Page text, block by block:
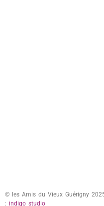
© les Amis du Vieux Guérigny
: indigo studio